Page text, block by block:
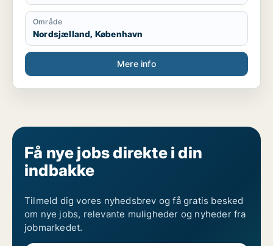
Område
Nordsjælland, København
Mere info
Få nye jobs direkte i din
indbakke
Tilmeld dig vores nyhedsbrev og få gratis besked
om nye jobs, relevante muligheder og nyheder fra
jobmarkedet.